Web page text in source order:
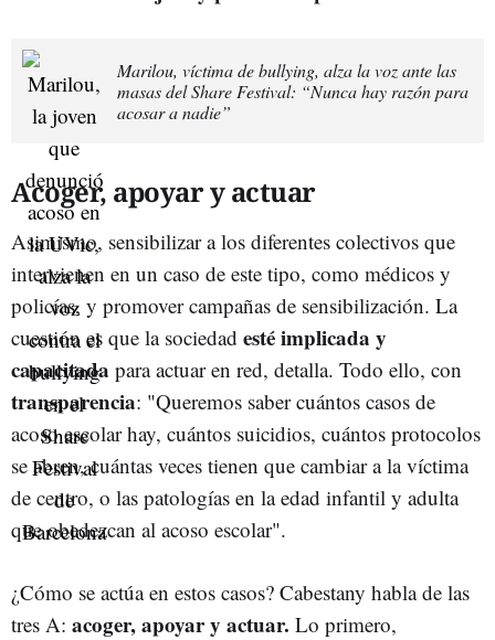
Marilou, víctima de bullying, alza la voz ante las
masas del Share Festival: “Nunca hay razón para
acosar a nadie”
Acoger, apoyar y actuar
Asimismo, sensibilizar a los diferentes colectivos que
intervienen en un caso de este tipo, como médicos y
policías, y promover campañas de sensibilización. La
cuestión es que la sociedad esté implicada y
capacitada para actuar en red, detalla. Todo ello, con
transparencia: "Queremos saber cuántos casos de
acoso escolar hay, cuántos suicidios, cuántos protocolos
se abren, cuántas veces tienen que cambiar a la víctima
de centro, o las patologías en la edad infantil y adulta
que obedezcan al acoso escolar".
¿Cómo se actúa en estos casos? Cabestany habla de las
tres A: acoger, apoyar y actuar. Lo primero,